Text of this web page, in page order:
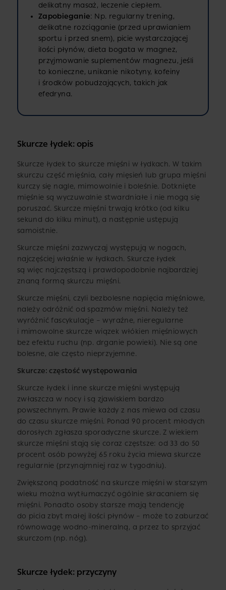
delikatny masaż, leczenie ciepłem.
Zapobieganie: Np. regularny trening,
delikatne rozciąganie (przed uprawianiem
sportu i przed snem), picie wystarczającej
ilości płynów, dieta bogata w magnez,
przyjmowanie suplementów magnezu, jeśli
to konieczne, unikanie nikotyny, kofeiny
i środków pobudzających, takich jak
efedryna.
Skurcze łydek: opis
Skurcze łydek to skurcze mięśni w łydkach. W takim
skurczu część mięśnia, cały mięsień lub grupa mięśni
kurczy się nagle, mimowolnie i boleśnie. Dotknięte
mięśnie są wyczuwalnie stwardniałe i nie mogą się
poruszać. Skurcze mięśni trwają krótko (od kilku
sekund do kilku minut), a następnie ustępują
samoistnie.
Skurcze mięśni zazwyczaj występują w nogach,
najczęściej właśnie w łydkach. Skurcze łydek
są więc najczęstszą i prawdopodobnie najbardziej
znaną formą skurczu mięśni.
Skurcze mięśni, czyli bezbolesne napięcia mięśniowe,
należy odróżnić od spazmów mięśni. Należy też
wyróżnić fascykulacje – wyraźne, nieregularne
i mimowolne skurcze wiązek włókien mięśniowych
bez efektu ruchu (np. drganie powieki). Nie są one
bolesne, ale często nieprzyjemne.
Skurcze: częstość występowania
Skurcze łydek i inne skurcze mięśni występują
zwłaszcza w nocy i są zjawiskiem bardzo
powszechnym. Prawie każdy z nas miewa od czasu
do czasu skurcze mięśni. Ponad 90 procent młodych
dorosłych zgłasza sporadyczne skurcze. Z wiekiem
skurcze mięśni stają się coraz częstsze: od 33 do 50
procent osób powyżej 65 roku życia miewa skurcze
regularnie (przynajmniej raz w tygodniu).
Zwiększoną podatność na skurcze mięśni w starszym
wieku można wytłumaczyć ogólnie skracaniem się
mięśni. Ponadto osoby starsze mają tendencję
do picia zbyt małej ilości płynów – może to zaburzać
równowagę wodno-mineralną, a przez to sprzyjać
skurczom (np. nóg).
Skurcze łydek: przyczyny